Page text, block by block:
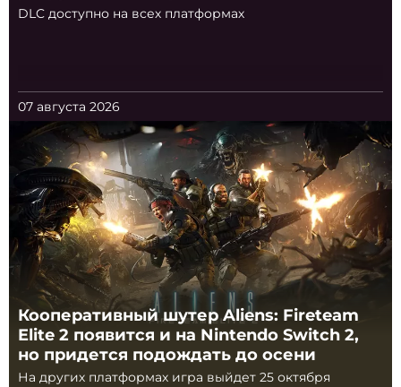
DLC доступно на всех платформах
07 августа 2026
Кооперативный шутер Aliens: Fireteam
Elite 2 появится и на Nintendo Switch 2,
но придется подождать до осени
На других платформах игра выйдет 25 октября